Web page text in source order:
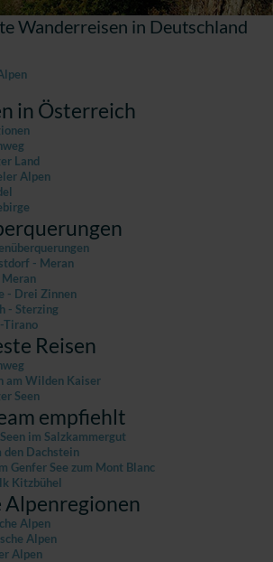
Wanderreisen in Deutschland
in Österreich
Land
Alpen
- Meran
Meran
- Drei Zinnen
- Sterzing
Tirano
Reisen
am Wilden Kaiser
Seen
empfiehlt
im Salzkammergut
den Dachstein
Genfer See zum Mont Blanc
Kitzbühel
Alpen
Alpen
Alpen